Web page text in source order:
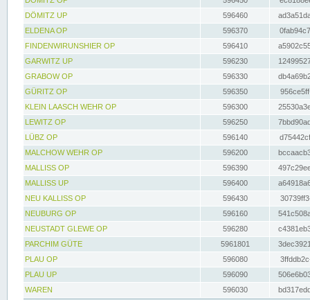
DÖMITZ UP
596460
ELDENA OP
596370
FINDENWIRUNSHIER OP
596410
GARWITZ UP
596230
GRABOW OP
596330
GÜRITZ OP
596350
KLEIN LAASCH WEHR OP
596300
LEWITZ OP
596250
LÜBZ OP
596140
MALCHOW WEHR OP
596200
MALLISS OP
596390
MALLISS UP
596400
NEU KALLISS OP
596430
NEUBURG OP
596160
NEUSTADT GLEWE OP
596280
PARCHIM GÜTE
5961801
PLAU OP
596080
PLAU UP
596090
WAREN
596030